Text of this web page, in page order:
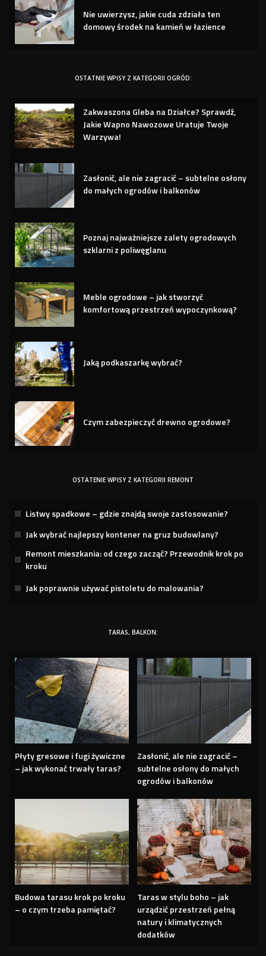
Nie uwierzysz, jakie cuda zdziała ten
domowy środek na kamień w łazience
OSTATNIE WPISY Z KATEGORII OGRÓD:
Zakwaszona Gleba na Działce? Sprawdź,
Jakie Wapno Nawozowe Uratuje Twoje
Warzywa!
Zasłonić, ale nie zagracić – subtelne osłony
do małych ogrodów i balkonów
Poznaj najważniejsze zalety ogrodowych
szklarni z poliwęglanu
Meble ogrodowe – jak stworzyć
komfortową przestrzeń wypoczynkową?
Jaką podkaszarkę wybrać?
Czym zabezpieczyć drewno ogrodowe?
OSTATENIE WPISY Z KATEGORII REMONT
Listwy spadkowe – gdzie znajdą swoje zastosowanie?
Jak wybrać najlepszy kontener na gruz budowlany?
Remont mieszkania: od czego zacząć? Przewodnik krok po
kroku
Jak poprawnie używać pistoletu do malowania?
TARAS, BALKON:
Płyty gresowe i fugi żywiczne
– jak wykonać trwały taras?
Zasłonić, ale nie zagracić –
subtelne osłony do małych
ogrodów i balkonów
Budowa tarasu krok po kroku
– o czym trzeba pamiętać?
Taras w stylu boho – jak
urządzić przestrzeń pełną
natury i klimatycznych
dodatków